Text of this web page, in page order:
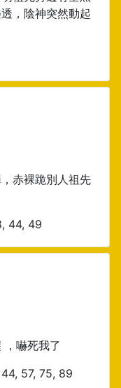
，陰神突然動起
赤裸跪別人祖先
44, 49
，嚇死我了
57, 75, 89